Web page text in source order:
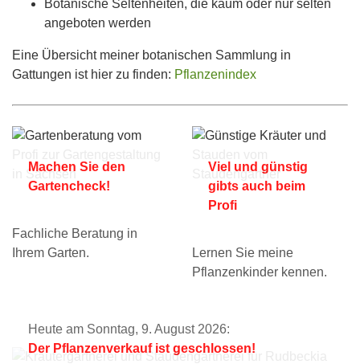
Botanische Seltenheiten, die kaum oder nur selten
angeboten werden
Eine Übersicht meiner botanischen Sammlung in
Gattungen ist hier zu finden: Pflanzenindex
Machen Sie den
Gartencheck!
Fachliche Beratung in
Ihrem Garten.
Viel und günstig
gibts auch beim
Profi
Lernen Sie meine
Pflanzenkinder kennen.
Heute am Sonntag, 9. August 2026:
Der Pflanzenverkauf ist geschlossen!